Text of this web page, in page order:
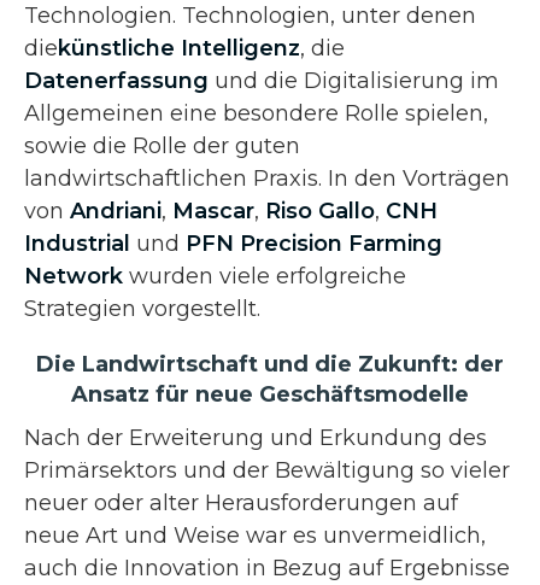
Technologien. Technologien, unter denen
diekünstliche Intelligenz, die
Datenerfassung und die Digitalisierung im
Allgemeinen eine besondere Rolle spielen,
sowie die Rolle der guten
landwirtschaftlichen Praxis. In den Vorträgen
von Andriani, Mascar, Riso Gallo, CNH
Industrial und PFN Precision Farming
Network wurden viele erfolgreiche
Strategien vorgestellt.
Die Landwirtschaft und die Zukunft: der
Ansatz für neue Geschäftsmodelle
Nach der Erweiterung und Erkundung des
Primärsektors und der Bewältigung so vieler
neuer oder alter Herausforderungen auf
neue Art und Weise war es unvermeidlich,
auch die Innovation in Bezug auf Ergebnisse